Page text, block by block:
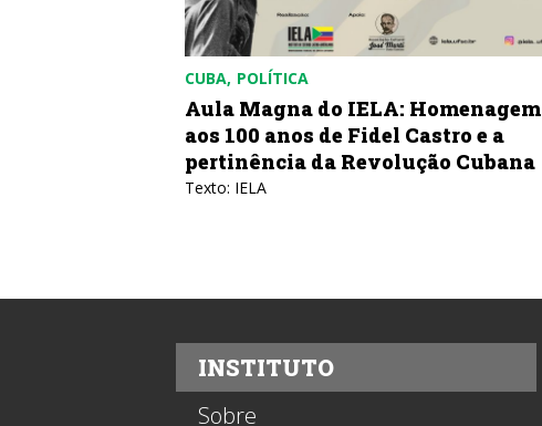
CUBA POLÍTICA
Aula Magna do IELA: Homenagem
aos 100 anos de Fidel Castro e a
pertinência da Revolução Cubana
Texto: IELA
INSTITUTO
Sobre